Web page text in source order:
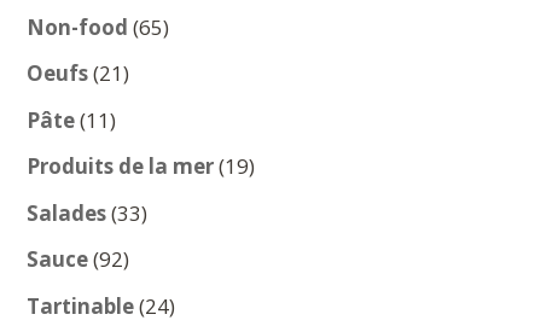
produits
Non-food 6565
Oeufs 2121
Pâte 1111
produits
Produits de la mer 1919
Salades 3333
Sauce 9292
produits
Tartinable 2424